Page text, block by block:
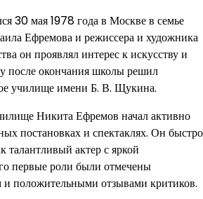
30 мая 1978 года в Москве в семье
Ефремова и режиссера и художника
он проявлял интерес к искусству и
после окончания школы решил
училище имени Б. В. Щукина.
Никита Ефремов начал активно
постановках и спектаклях. Он быстро
талантливый актер с яркой
первые роли были отмечены
и положительными отзывами критиков.